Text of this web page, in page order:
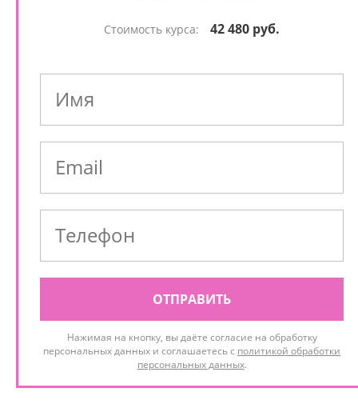
Стоимость курса: 42 480 руб.
ОТПРАВИТЬ
Нажимая на кнопку, вы даёте согласие на обработку
персональных данных и соглашаетесь с политикой обработки
персональных данных.